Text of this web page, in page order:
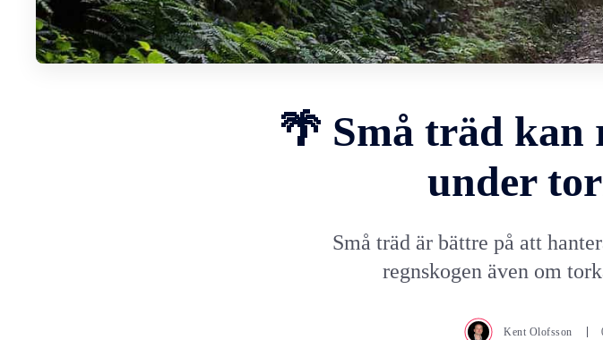
🌴 Små träd kan
under
Små träd är bättre på att
regnskogen även om
Kent Olofsson